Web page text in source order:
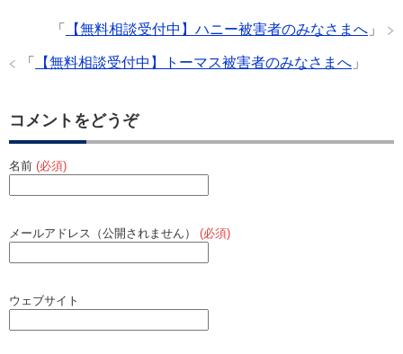
o
「 【無料相談受付中】ハニー被害者のみなさまへ 」
「 【無料相談受付中】トーマス被害者のみなさまへ 」
コメントをどうぞ
名前 (必須)
メールアドレス（公開されません） (必須)
ウェブサイト